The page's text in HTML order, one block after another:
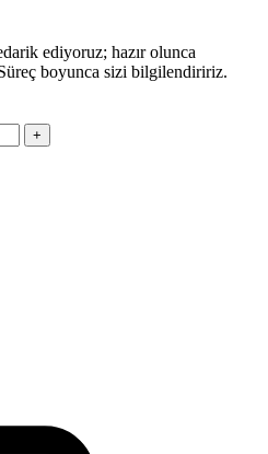
ediyoruz; hazır olunca
boyunca sizi bilgilendiririz.
+